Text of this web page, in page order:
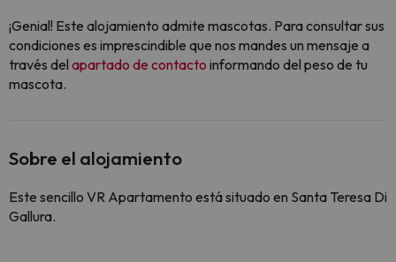
¡Genial! Este alojamiento admite mascotas. Para consultar sus
condiciones es imprescindible que nos mandes un mensaje a
través del apartado de contacto informando del peso de tu
mascota.
Sobre el alojamiento
Este sencillo VR Apartamento está situado en Santa Teresa Di
Gallura.